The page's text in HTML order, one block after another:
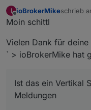
I
Offline
ioBrokerMikeschrieb
zuletzt
Moin schittl
Vielen Dank für deine
` > ioBrokerMike hat
Ist das ein Vertikal
Meldungen